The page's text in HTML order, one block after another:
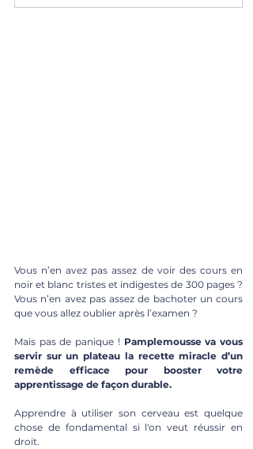
Vous n’en avez pas assez de voir des cours en
noir et blanc tristes et indigestes de 300 pages ?
Vous n’en avez pas assez de bachoter un cours
que vous allez oublier après l’examen ?
Mais pas de panique ! Pamplemousse va vous
servir sur un plateau la recette miracle d’un
remède efficace pour booster votre
apprentissage de façon durable.
Apprendre à utiliser son cerveau est quelque
chose de fondamental si l'on veut réussir en
droit.